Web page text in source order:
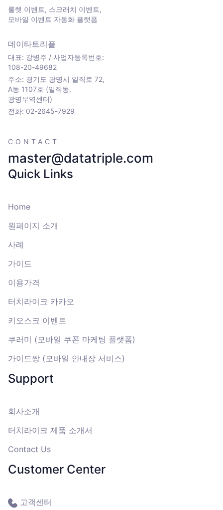
룰렛 이벤트, 스크래치 이벤트,
모바일 이벤트 자동화 플랫폼
데이타트리플
대표: 강병주 / 사업자등록번호:
108-20-49682
주소: 경기도 광명시 일직로 72,
A동 1107호 (일직동,
광명무역센터)
전화: 02-2645-7929
CONTACT
master@datatriple.com
Quick Links
Home
원페이지 소개
사례
가이드
이용가격
터치라이크 카카오
키오스크 이벤트
쿠러미 (모바일 쿠폰 마케팅 플랫폼)
가이드짱 (모바일 안내장 서비스)
Support
회사소개
터치라이크 제품 소개서
Contact Us
Customer Center
고객센터